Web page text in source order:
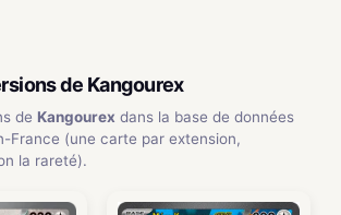
de Kangourex
de Kangourex dans la base de données
France (une carte par extension,
la rareté).